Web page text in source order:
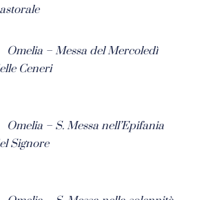
Omelia – Messa del Mercoledì
Ceneri
Omelia – S. Messa nell’Epifania
Signore